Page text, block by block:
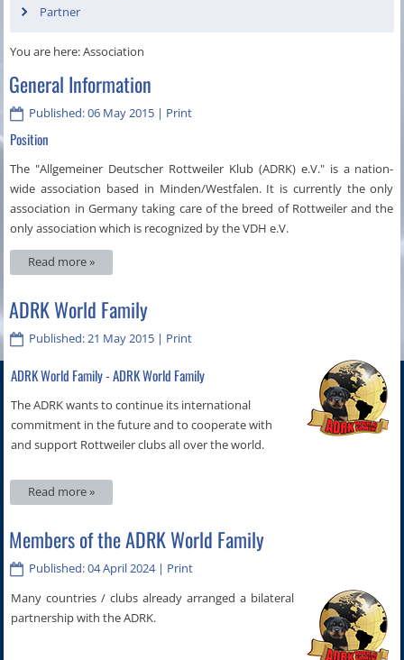
Partner
You are here:Association
General Information
Published: 06 May 2015 | Print
Position
The "Allgemeiner Deutscher Rottweiler Klub (ADRK) e.V." is a nation-
wide association based in Minden/Westfalen. It is currently the only
association in Germany taking care of the breed of Rottweiler and the
only association which is recognized by the VDH e.V.
Read more »
ADRK World Family
Published: 21 May 2015 | Print
ADRK World Family - ADRK World Family
The ADRK wants to continue its international
commitment in the future and to cooperate with
and support Rottweiler clubs all over the world.
Read more »
Members of the ADRK World Family
Published: 04 April 2024| Print
Many countries / clubs already arranged a bilateral
partnership with the ADRK.